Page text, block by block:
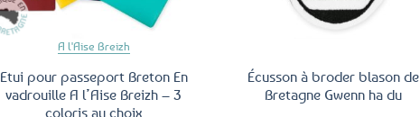
A l'Aise Breizh
Etui pour passeport Breton En
vadrouille A l’Aise Breizh – 3
coloris au choix
Écusson à broder blason de
Bretagne Gwenn ha du